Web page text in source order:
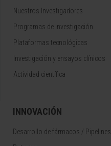
Nuestros Investigadores
Programas de investigación
Plataformas tecnológicas
Investigación y ensayos clínicos
Actividad científica
INNOVACIÓN
Desarrollo de fármacos / Pipelines